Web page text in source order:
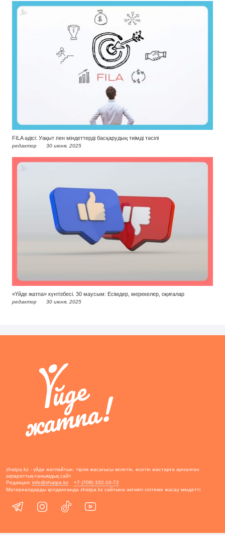
FILA әдісі: Уақыт пен міндеттерді басқарудың тиімді тәсілі
редактор 30 июня, 2025
«Үйде жатпа» күнтізбесі. 30 маусым: Есімдер, мерекелер, оқиғалар
редактор 30 июня, 2025
zhatpa.kz - үйде жатпайтын, тірлік жасағысы келетін, өсетін жастарға арналған
ақпараттық-танымдық сайт
Редакция: info@zhatpa.kz
+7 (708) 332-10-72
Материалдарды қолданғанда zhatpa.kz сайтына активті сілтеме жасау міндетті